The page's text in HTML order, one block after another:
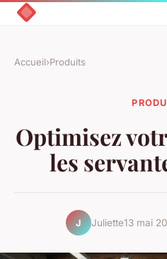
Accueil›Produits
Optimisez
les
J Juliette13 mai